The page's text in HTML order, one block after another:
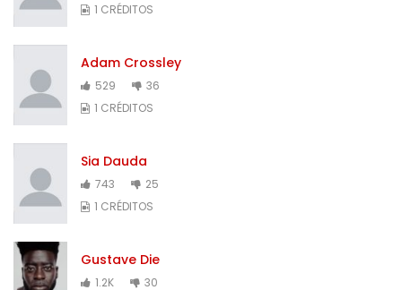
1 CRÉDITOS
Adam Crossley
529
36
1 CRÉDITOS
Sia Dauda
743
25
1 CRÉDITOS
Gustave Die
1.2K
30